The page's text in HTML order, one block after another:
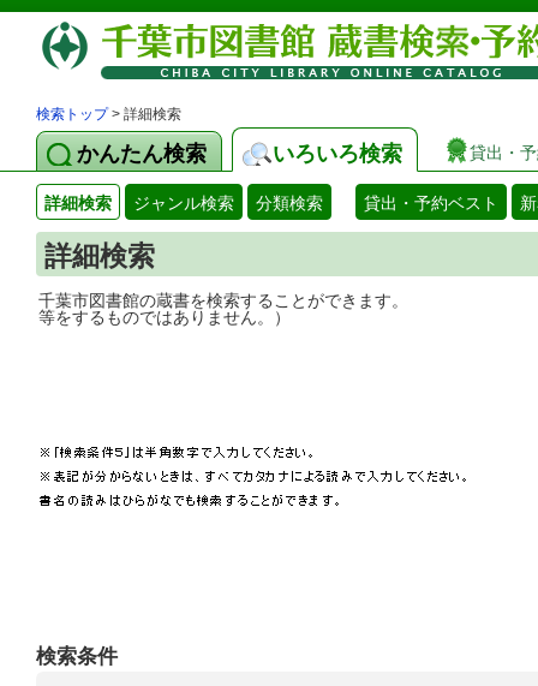
検索トップ> 詳細検索
かんたん検索 いろいろ検索 貸出・
詳細検索 ジャンル検索 分類検索 貸出・予約ベスト
詳細検索
千葉市図書館の蔵書を検索することがで
等をするものではありません。）
検索条件